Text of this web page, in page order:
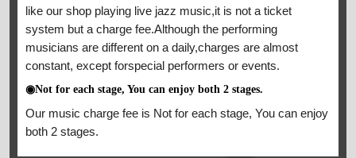
like our shop playing live jazz music,it is not a ticket
system but a charge fee.Although the performing
musicians are different on a daily,charges are almost
constant, except forspecial performers or events.
◉Not for each stage, You can enjoy both 2 stages.
Our music charge fee is Not for each stage, You can enjoy
both 2 stages.